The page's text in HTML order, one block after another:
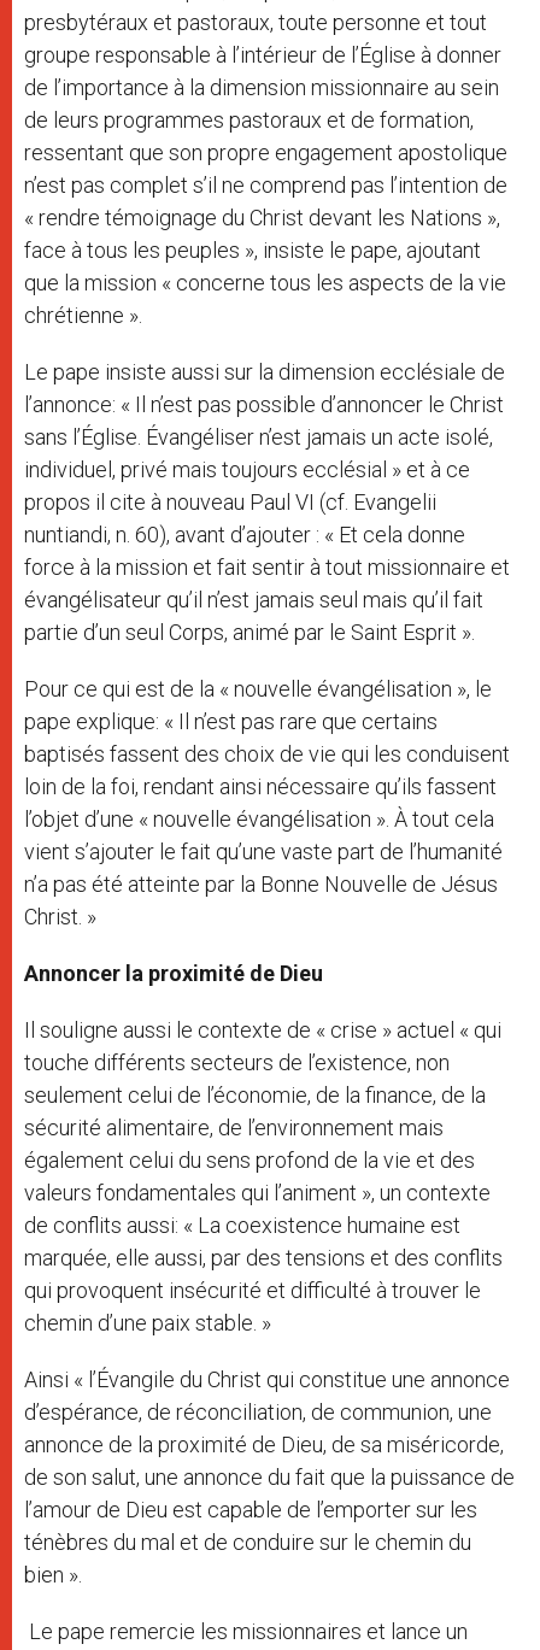
presbytéraux et pastoraux, toute personne et tout
groupe responsable à l’intérieur de l’Église à donner
de l’importance à la dimension missionnaire au sein
de leurs programmes pastoraux et de formation,
ressentant que son propre engagement apostolique
n’est pas complet s’il ne comprend pas l’intention de
« rendre témoignage du Christ devant les Nations »,
face à tous les peuples », insiste le pape, ajoutant
que la mission « concerne tous les aspects de la vie
chrétienne ».
Le pape insiste aussi sur la dimension ecclésiale de
l’annonce: « Il n’est pas possible d’annoncer le Christ
sans l’Église. Évangéliser n’est jamais un acte isolé,
individuel, privé mais toujours ecclésial » et à ce
propos il cite à nouveau Paul VI (cf. Evangelii
nuntiandi, n. 60), avant d’ajouter : « Et cela donne
force à la mission et fait sentir à tout missionnaire et
évangélisateur qu’il n’est jamais seul mais qu’il fait
partie d’un seul Corps, animé par le Saint Esprit ».
Pour ce qui est de la « nouvelle évangélisation », le
pape explique: « Il n’est pas rare que certains
baptisés fassent des choix de vie qui les conduisent
loin de la foi, rendant ainsi nécessaire qu’ils fassent
l’objet d’une « nouvelle évangélisation ». À tout cela
vient s’ajouter le fait qu’une vaste part de l’humanité
n’a pas été atteinte par la Bonne Nouvelle de Jésus
Christ. »
Annoncer la proximité de Dieu
Il souligne aussi le contexte de « crise » actuel « qui
touche différents secteurs de l’existence, non
seulement celui de l’économie, de la finance, de la
sécurité alimentaire, de l’environnement mais
également celui du sens profond de la vie et des
valeurs fondamentales qui l’animent », un contexte
de conflits aussi: « La coexistence humaine est
marquée, elle aussi, par des tensions et des conflits
qui provoquent insécurité et difficulté à trouver le
chemin d’une paix stable. »
Ainsi « l’Évangile du Christ qui constitue une annonce
d’espérance, de réconciliation, de communion, une
annonce de la proximité de Dieu, de sa miséricorde,
de son salut, une annonce du fait que la puissance de
l’amour de Dieu est capable de l’emporter sur les
ténèbres du mal et de conduire sur le chemin du
bien ».
Le pape remercie les missionnaires et lance un